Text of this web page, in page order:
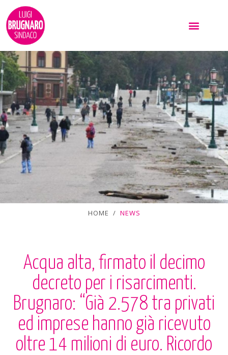
HOME / NEWS
Acqua alta, firmato il decimo
decreto per i risarcimenti.
Brugnaro: “Già 2.578 tra privati
ed imprese hanno già ricevuto
oltre 14 milioni di euro. Ricordo